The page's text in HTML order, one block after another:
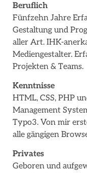
Beruflich
Fünfzehn Jahre
Gestaltung und
aller Art. IHK-
Mediengestalter.
Projekten & Teams.
Kenntnisse
HTML, CSS, PHP
Management
Typo3. Von mir
alle gängigen
Privates
Geboren und